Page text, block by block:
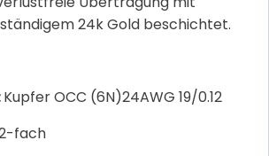
24k Gold beschichtet.
Kupfer OCC (6N)24AWG 19/0.12
fach